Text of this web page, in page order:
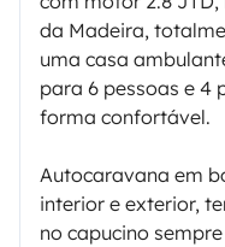
da Madeira,
uma casa
para 6 pessoas e 4
forma confortável.
Autocaravana em
interior e exterior,
no capucino